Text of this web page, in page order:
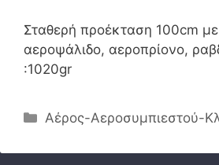
Σταθερή προέκταση 100cm με
αεροψάλιδο, αεροπρίονο,
:1020gr
Κατηγορίες
Αέρος-Αεροσυμπιεστού-